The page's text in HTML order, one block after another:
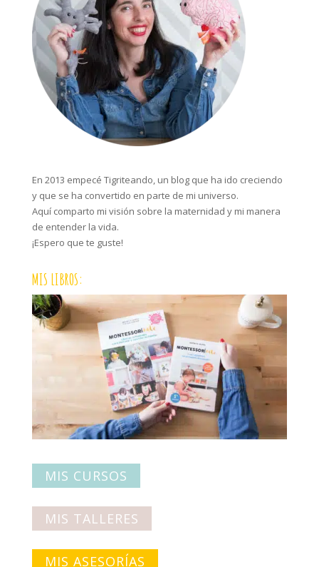
En 2013 empecé Tigriteando, un blog que ha ido creciendo
y que se ha convertido en parte de mi universo.
Aquí comparto mi visión sobre la maternidad y mi manera
de entender la vida.
¡Espero que te guste!
MIS LIBROS:
MIS CURSOS
MIS TALLERES
MIS ASESORÍAS